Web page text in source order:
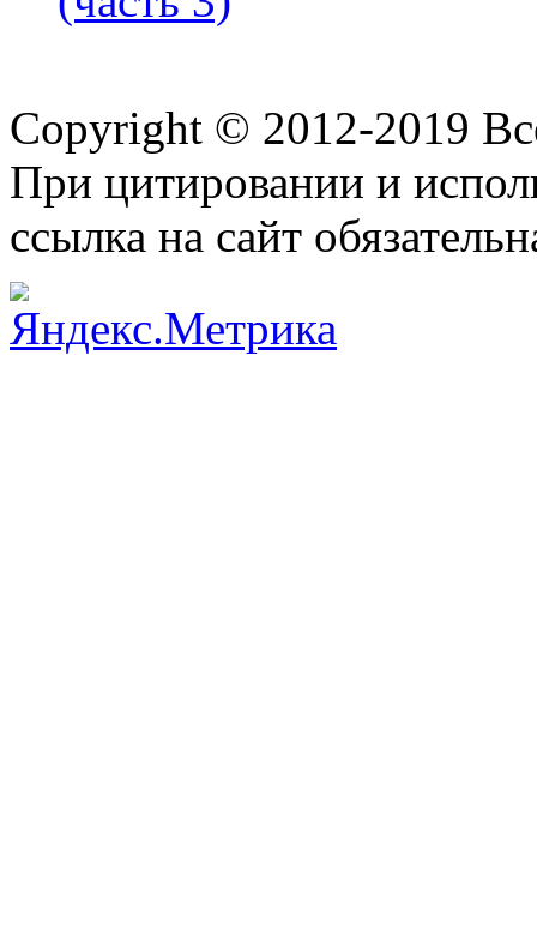
Copyright © 2012-2019
При цитировании и
ссылка на сайт